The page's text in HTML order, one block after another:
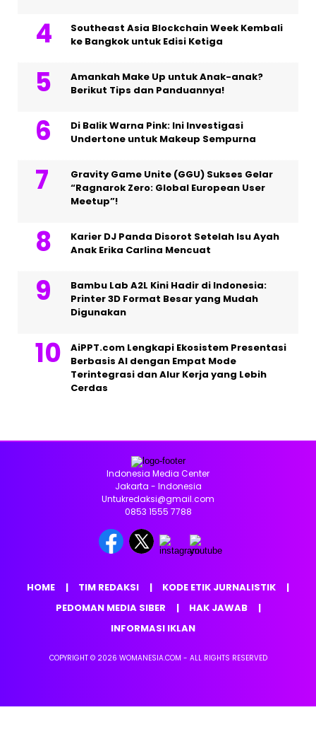
Southeast Asia Blockchain Week Kembali
ke Bangkok untuk Edisi Ketiga
Amankah Make Up untuk Anak-anak?
Berikut Tips dan Panduannya!
Di Balik Warna Pink: Ini Investigasi
Undertone untuk Makeup Sempurna
Gravity Game Unite (GGU) Sukses Gelar
“Ragnarok Zero: Global European User
Meetup”!
Karier DJ Panda Disorot Setelah Isu Ayah
Anak Erika Carlina Mencuat
Bambu Lab A2L Kini Hadir di Indonesia:
Printer 3D Format Besar yang Mudah
Digunakan
AiPPT.com Lengkapi Ekosistem Presentasi
Berbasis AI dengan Empat Mode
Terintegrasi dan Alur Kerja yang Lebih
Cerdas
Indonesia Media Center
Jakarta - Indonesia
Untukredaksi@gmail.com
0853 1555 7788
HOME TIM REDAKSI
KODE ETIK JURNALISTIK
PEDOMAN MEDIA SIBER
HAK JAWAB
INFORMASI IKLAN
COPYRIGHT © 2026 WOMANESIA.COM - ALL RIGHTS RESERVED